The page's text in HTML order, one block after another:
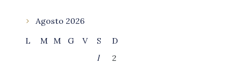
Agosto 2026
L
M M G V S
D
1
2